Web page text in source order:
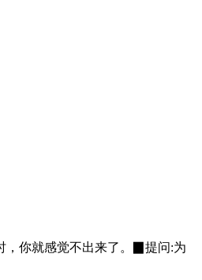
，你就感觉不出来了。▉提问:为